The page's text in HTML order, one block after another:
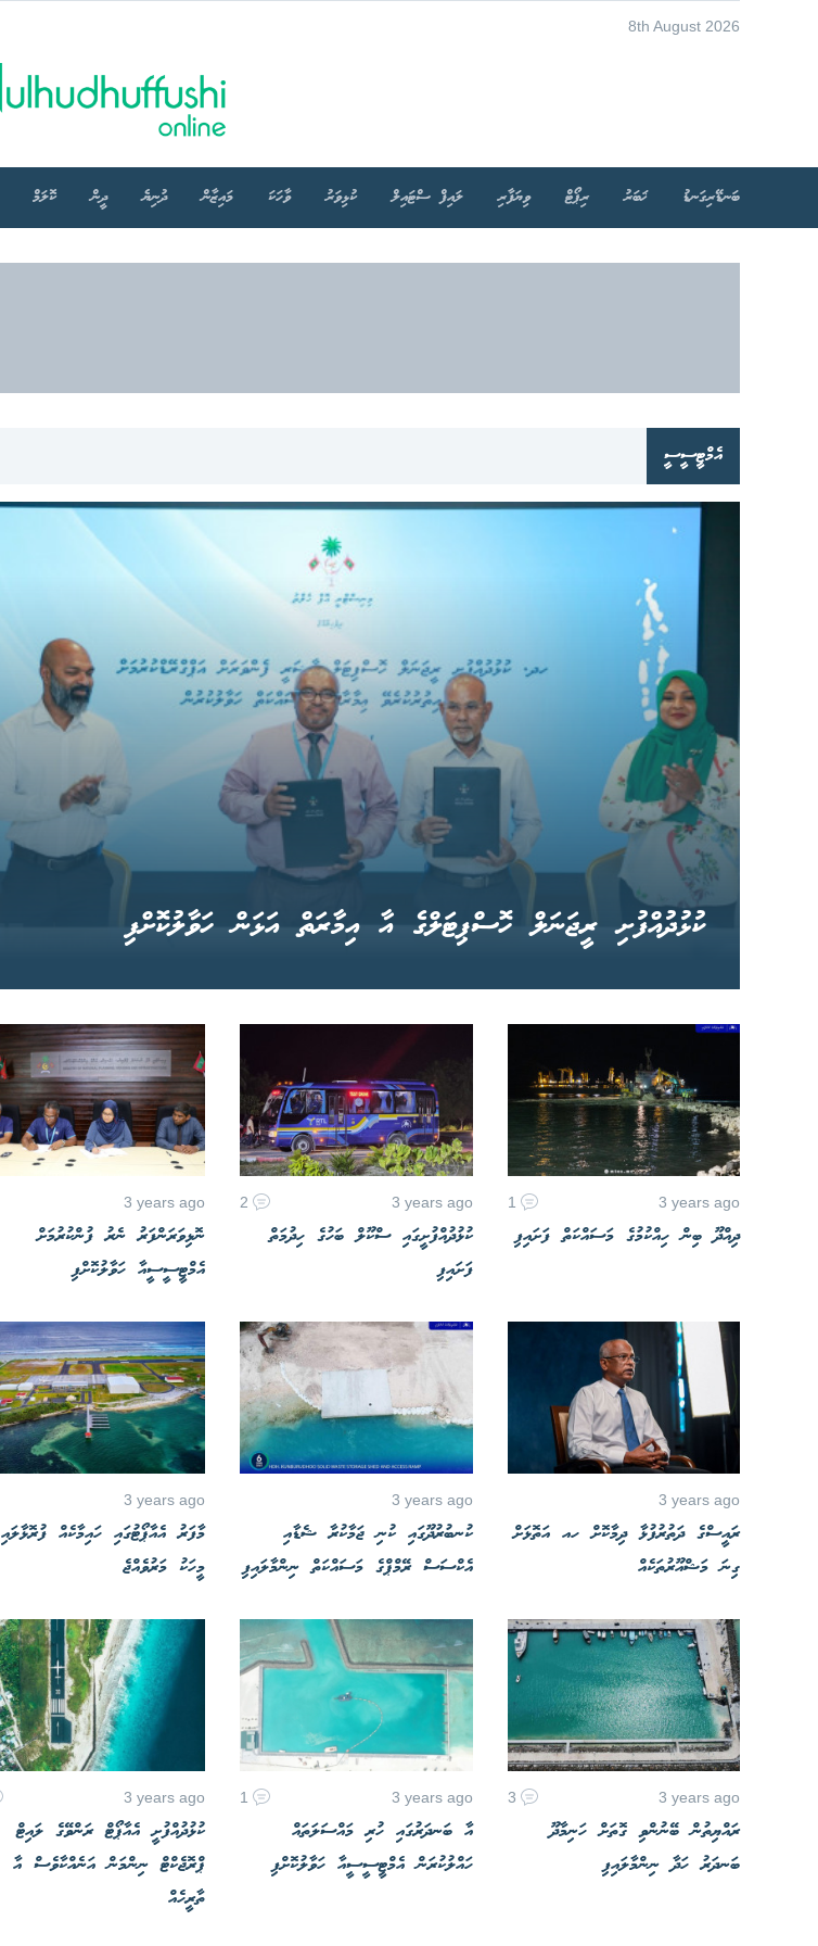
8th August 2026
ބަނޑޭރިގަނޑު ޚަބަރު ރިޕޯޓް ވިޔަފާރި ލައިފް ސްޓައިލް ކުޅިވަރު ވާހަކަ މައިޒާން ދުނިޔެ ދީން ކޮލަމް
އެމްޓީސީސީ
ކުޅުދުއްފުށި ރީޖަނަލް ހޮސްޕިޓަލްގެ އާ އިމާރަތް އަޅަން ހަވާލުކޮށްފި
3 years ago
1
ދިއްދޫ ބިން ހިއްކުމުގެ މަސައްކަތް ފަށައިފި
3 years ago
2
ކުޅުދުއްފުށީގައި ސްކޫލް ބަހުގެ ހިދުމަތް
ފަށައިފި
3 years ago
ނޮޅިވަރަންފަރު ނެރު ފުންކުރުމަށް
އެމްޓީސީސީއާ ހަވާލުކޮށްފި
3 years ago
ރައީސްގެ ދަތުރުފުޅާ ދިމާކޮށް ހއ އަތޮޅަށް
ގިނަ މަޝްއޫރުތަކެއް
3 years ago
ކުނބުރުދޫގައި ކުނި ޖަމާކުރާ ޝެޑާއި
އެކްސަސް ރޭމްޕްގެ މަސައްކަތް ނިންމާލައިފި
3 years ago
މާފަރު އެއާޕޯޓުގައި ހައިމާކެއް ފުރޮޅާލައި
މީހަކު މަރުވެއްޖެ
3 years ago
3
ރައްޔިތުން ބޭނުންވި ގޮތަށް ހަނިމާދޫ
ބަނދަރު ހަދާ ނިންމާލައިފި
3 years ago
1
އާ ބަނދަރުގައި ހުރި މައްސަލަތައް
ހައްލުކުރަން އެމްޓީސީސީއާ ހަވާލުކޮށްފި
3 years ago
ކުޅުދުއްފުށީ އެއާޕޯޓް ރަންވޭގެ ލައިޓް
ޕްރޮޖެކްޓް ނިންމަން އަނެއްކާވެސް އާ
ތާރީހެއް